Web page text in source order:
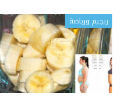
ريجيم ورياضة